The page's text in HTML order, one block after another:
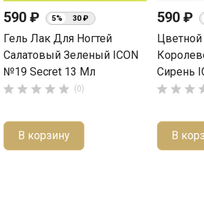
590 ₽ 5% 30 ₽
Гель Лак Для Ногтей
Салатовый Зеленый ICON
№19 Secret 13 Мл
     (0)
В корзину
590 ₽
Сирень
  
В